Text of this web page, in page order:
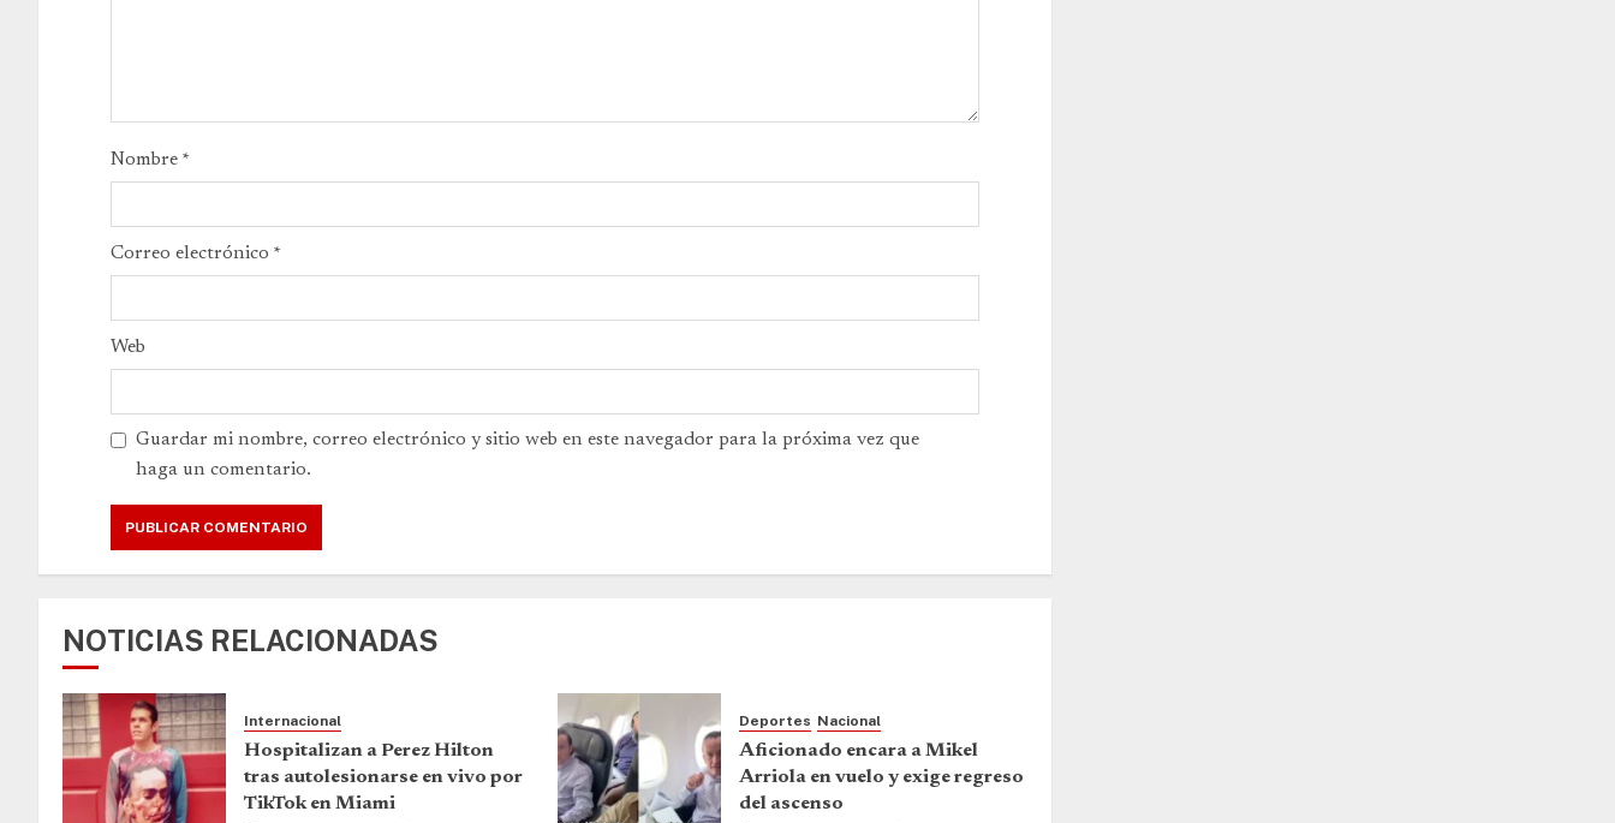
Nombre *
Correo electrónico *
Web
Guardar mi nombre, correo electrónico y sitio web en este navegador para la próxima vez que
haga un comentario.
NOTICIAS RELACIONADAS
Internacional
Hospitalizan a Perez Hilton
tras autolesionarse en vivo por
TikTok en Miami
Deportes Nacional
Aficionado encara a Mikel
Arriola en vuelo y exige regreso
del ascenso